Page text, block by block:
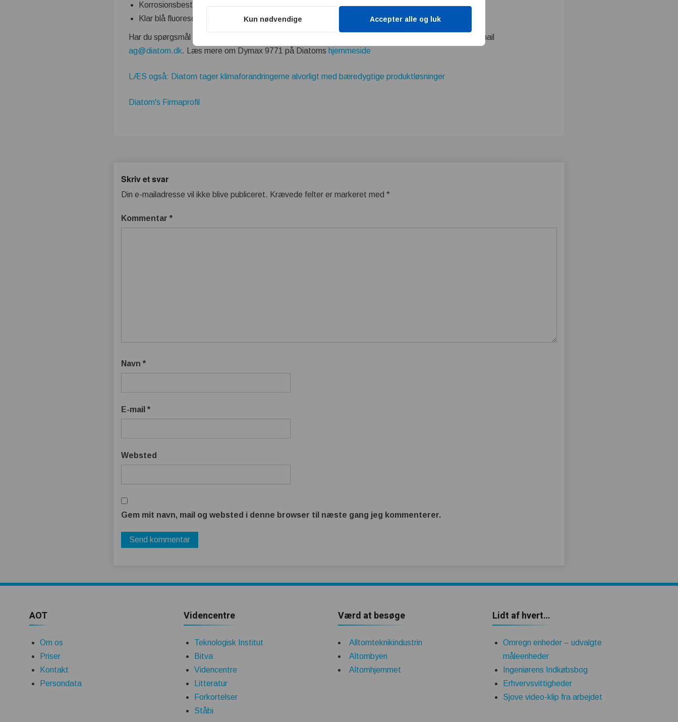
Korrosionsbestandig
Klar blå fluorescerende
Har du spørgsmål til Dymax 9771, kontakt produktchef Andreas Gerbaulet på tlf. 3634 2708 eller e-mail
ag@diatom.dk. Læs mere om Dymax 9771 på Diatoms hjemmeside
LÆS også: Diatom tager klimaforandringerne alvorligt med bæredygtige produktløsninger
Diatom's Firmaprofil
Skriv et svar
Din e-mailadresse vil ikke blive publiceret. Krævede felter er markeret med*
Kommentar*
Navn*
E-mail*
Websted
Gem mit navn, mail og websted i denne browser til næste gang jeg kommenterer.
AOT
Om os
Priser
Kontakt
Persondata
Videncentre
Teknologisk Institut
Bitva
Videncentre
Litteratur
Forkortelser
Ståbi
Værd at besøge
Alltomteknikindustrin
Altombyen
Altomhjemmet
Lidt af hvert…
Omregn enheder – udvalgte
måleenheder
Ingeniørens Indkøbsbog
Erhvervsvittigheder
Sjove video-klip fra arbejdet
Kun nødvendige Accepter alle og luk